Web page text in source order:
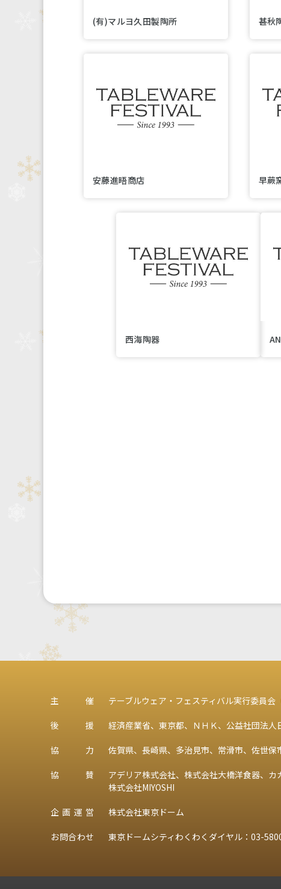
(有)マルヨ久田製陶所 甚秋
安藤進晤商店 早蕨
西海陶器
主 催 テーブルウェア・フェスティバル実行委員会
後 援 経済産業省、東京都、ＮＨＫ、公益社団法
協 力 佐賀県、長崎県、多治見市、常滑市、佐世
協 賛
アデリア株式会社、株式会社大橋洋食器、
株式会社MIYOSHI
企 画 運 営 株式会社東京ドーム
お問合わせ 東京ドームシティわくわくダイヤル： 03-